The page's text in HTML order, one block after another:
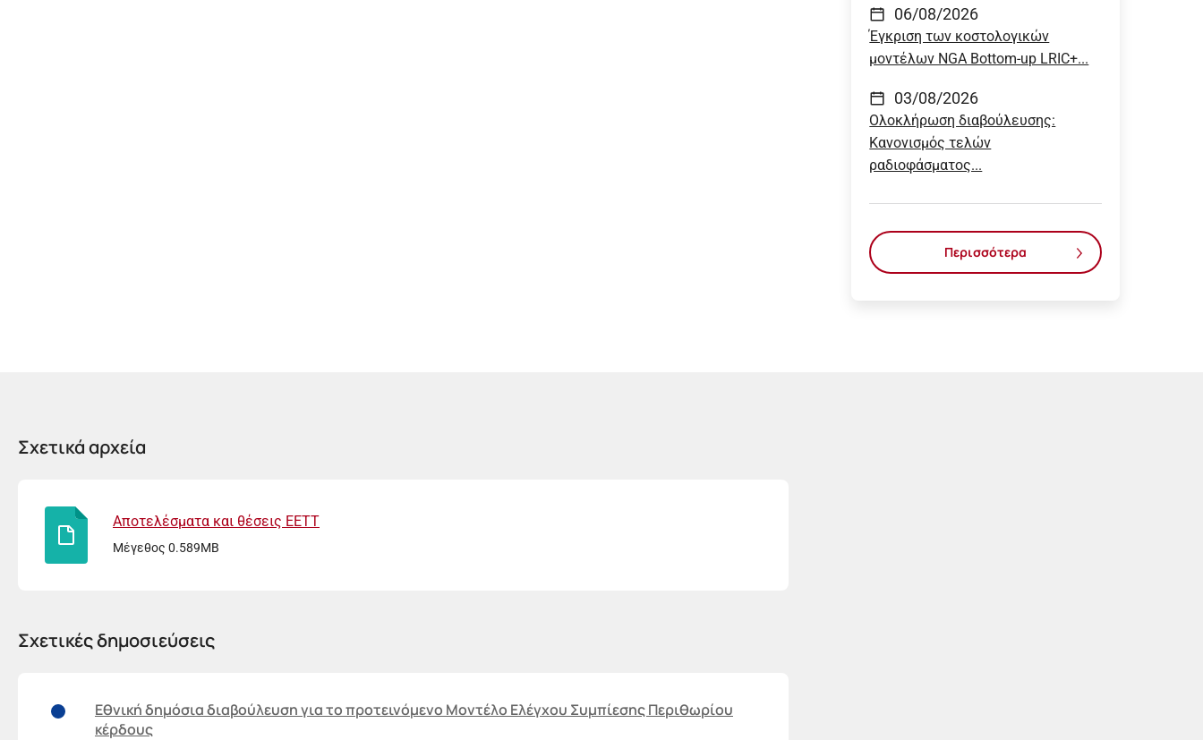
06/08/2026
Έγκριση των κοστολογικών
μοντέλων NGA Bottom-up LRIC+...
03/08/2026
Ολοκλήρωση διαβούλευσης:
Κανονισμός τελών
ραδιοφάσματος...
Περισσότερα
Σχετικά αρχεία
Αποτελέσματα και θέσεις ΕΕΤΤ
Μέγεθος 0.589MB
Σχετικές δημοσιεύσεις
Εθνική δημόσια διαβούλευση για το προτεινόμενο Μοντέλο Ελέγχου Συμπίεσης Περιθωρίου
κέρδους